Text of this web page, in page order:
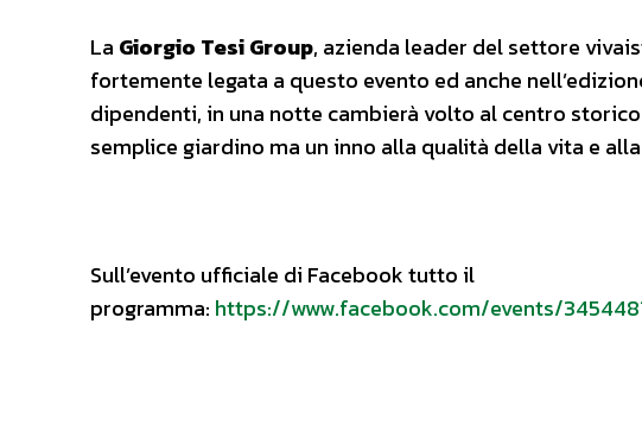
La Giorgio Tesi Group, azienda leader del settore
fortemente legata a questo evento ed anche
dipendenti, in una notte cambierà volto al centro
semplice giardino ma un inno alla qualità della vita e
Sull’evento ufficiale di Facebook tutto il
programma: https://www.facebook.com/events/